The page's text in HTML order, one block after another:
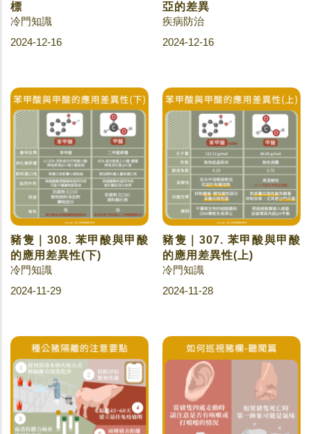
標
冷門知識
2024-12-16
亞的差異
疾病防治
2024-12-16
豬隻｜308. 苯甲酸與甲酸
的應用差異性(下)
冷門知識
2024-11-29
豬隻｜307. 苯甲酸與甲酸
的應用差異性(上)
冷門知識
2024-11-28